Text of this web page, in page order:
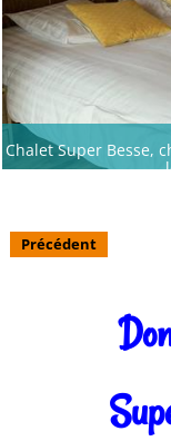
Chalet Super Besse,
Précédent